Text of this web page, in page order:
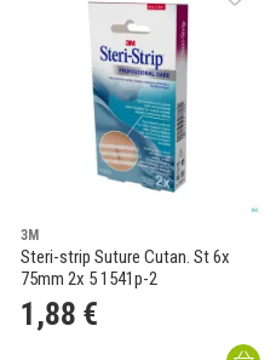
3M
Steri-strip Suture Cutan. St 6x
75mm 2x 5 1541p-2
1 ,88 €